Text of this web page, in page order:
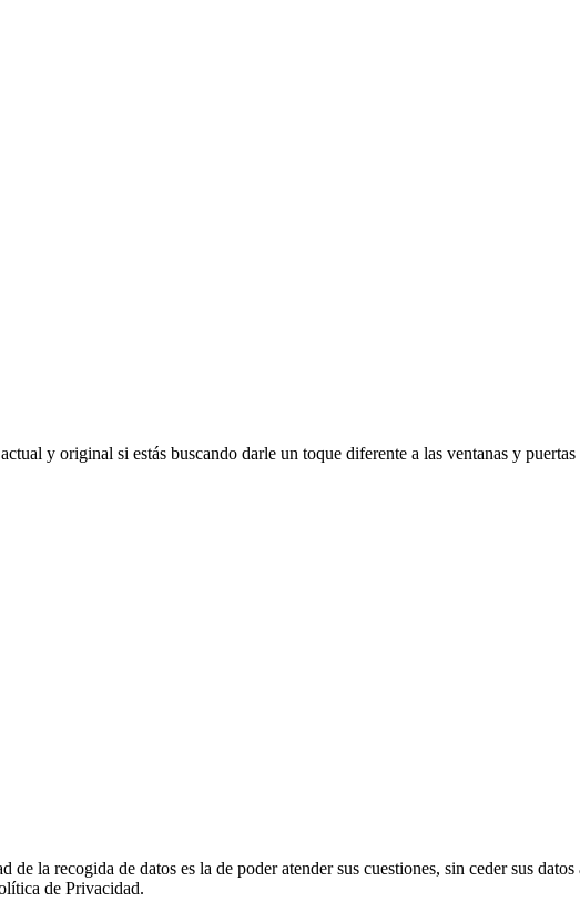
y original si estás buscando darle un toque diferente a las ventanas y puertas
recogida de datos es la de poder atender sus cuestiones, sin ceder sus datos
de Privacidad.